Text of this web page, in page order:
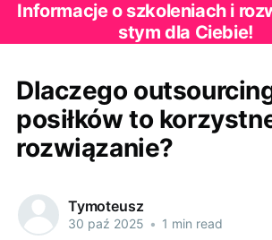
Informacje o szkoleniach i
stym dla Ciebie!
Dlaczego
posiłków to
rozwiązanie?
Tymoteusz
30 paź 2025 • 1 min read